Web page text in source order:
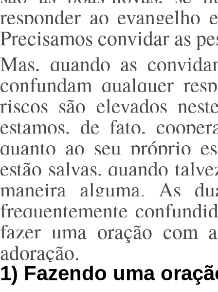
responder ao
Precisamos convidar as
Mas, quando as
confundam qualquer
riscos são elevados
estamos, de fato,
quanto ao seu próprio
estão salvas, quando
maneira alguma. As
frequentemente
fazer uma oração
adoração.
1) Fazendo uma